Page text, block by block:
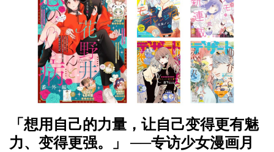
「想用自己的力量，让自己变得更有魅
力、变得更强。」 ──专访少女漫画月